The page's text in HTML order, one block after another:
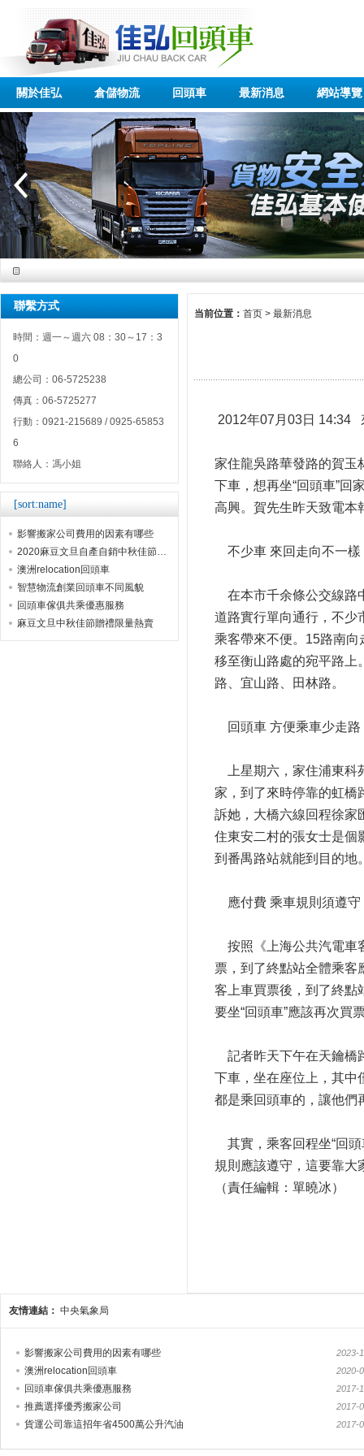
關於佳弘 倉儲物流 回頭車 最新消息 網站導覽
聯繫方式
時間：週一～週六 08：30～17：3
0
總公司：06-5725238
傳真：06-5725277
行動：0921-215689 / 0925-65853
6
聯絡人：馮小姐
[sort:name]
影響搬家公司費用的因素有哪些
2020麻豆文旦自產自銷中秋佳節贈禮首選
澳洲relocation回頭車
智慧物流創業回頭車不同風貌
回頭車傢俱共乘優惠服務
麻豆文旦中秋佳節贈禮限量熱賣
当前位置： 首页 > 最新消息
2012年07月03日 14:34
家住龍吳路華發路的賀玉
下車，想再坐“回頭車”回
高興。賀先生昨天致電本
不少車 來回走向不一樣
在本市千余條公交線路
道路實行單向通行，不少
乘客帶來不便。15路南
移至衡山路處的宛平路上
路、宜山路、田林路。
回頭車 方便乘車少走路
上星期六，家住浦東科
家，到了來時停靠的虹橋
訴她，大橋六線回程徐家
住東安二村的張女士是個
到番禺路站就能到目的地
應付費 乘車規則須遵守
按照《上海公共汽電車
票，到了終點站全體乘客
客上車買票後，到了終點
要坐“回頭車”應該再次買
記者昨天下午在天鑰橋
下車，坐在座位上，其中
都是乘回頭車的，讓他們
其實，乘客回程坐“回頭
規則應該遵守，這要靠大
（責任編輯：單曉冰）
友情連結： 中央氣象局
2023-
影響搬家公司費用的因素有哪些
2020-
澳洲relocation回頭車
2017-
回頭車傢俱共乘優惠服務
2017-
推薦選擇優秀搬家公司
2017-
貨運公司靠這招年省4500萬公升汽油